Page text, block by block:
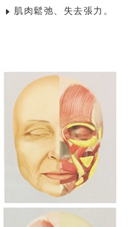
肌⾁鬆弛、失去張⼒。